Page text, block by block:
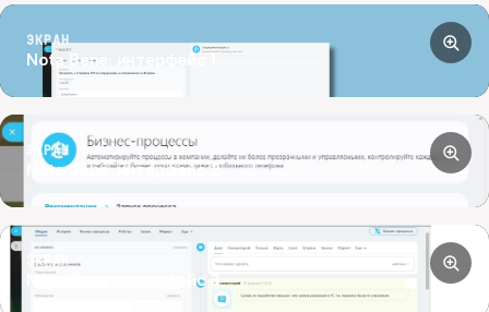
ЭКРАН
Nota Bene: интерфейс 1
ЭКРАН
Nota Bene: интерфейс 2
ЭКРАН
Nota Bene: интерфейс 3